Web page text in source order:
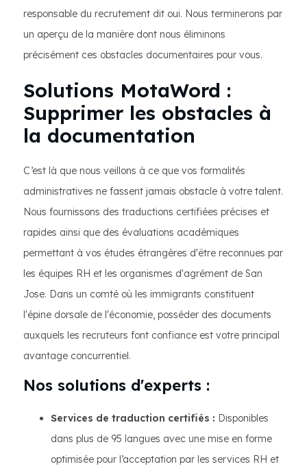
responsable du recrutement dit oui. Nous terminerons par
un aperçu de la manière dont nous éliminons
précisément ces obstacles documentaires pour vous.
Solutions MotaWord :
Supprimer les obstacles à
la documentation
C’est là que nous veillons à ce que vos formalités
administratives ne fassent jamais obstacle à votre talent.
Nous fournissons des traductions certifiées précises et
rapides ainsi que des évaluations académiques
permettant à vos études étrangères d'être reconnues par
les équipes RH et les organismes d'agrément de San
Jose. Dans un comté où les immigrants constituent
l'épine dorsale de l'économie, posséder des documents
auxquels les recruteurs font confiance est votre principal
avantage concurrentiel.
Nos solutions d'experts :
Services de traduction certifiés : Disponibles
dans plus de 95 langues avec une mise en forme
optimisée pour l’acceptation par les services RH et